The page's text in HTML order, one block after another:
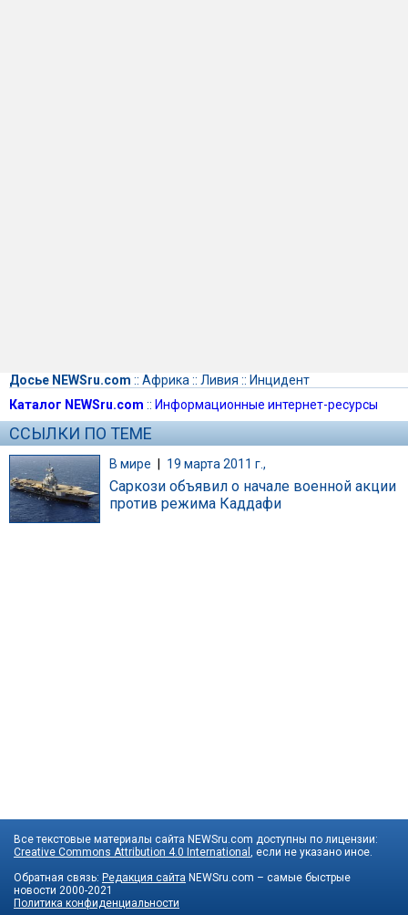
Досье NEWSru.com :: Африка :: Ливия :: Инцидент
Каталог NEWSru.com :: Информационные интернет-ресурсы
ССЫЛКИ ПО ТЕМЕ
В мире | 19 марта 2011 г.,
Саркози объявил о начале военной акции
против режима Каддафи
Все текстовые материалы сайта NEWSru.com доступны по лицензии:
Creative Commons Attribution 4.0 International
, если не указано иное.
Обратная связь: Редакция сайта NEWSru.com – самые быстрые
новости 2000-2021
Политика конфиденциальности